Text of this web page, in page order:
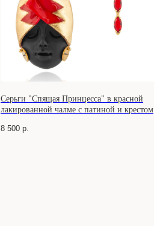
Серьги "Спящая Принцесса" в красной
лакированной чалме с патиной и крестом
8 500 р.